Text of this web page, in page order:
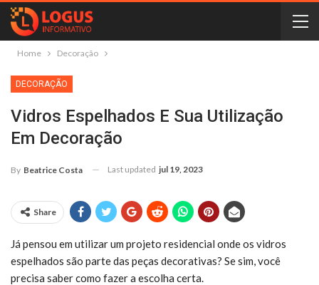
Home Decoração
DECORAÇÃO
Vidros Espelhados E Sua Utilização
Em Decoração
By Beatrice Costa Last updated jul 19, 2023
Share
Já pensou em utilizar um projeto residencial onde os vidros
espelhados são parte das peças decorativas? Se sim, você
precisa saber como fazer a escolha certa.